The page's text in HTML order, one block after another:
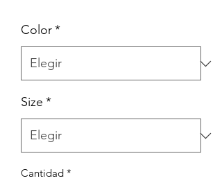
Color*
Size *
Cantidad *